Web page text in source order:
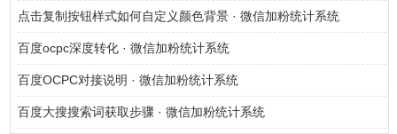
点击复制按钮样式如何自定义颜色背景 · 微信加粉统计系统
百度ocpc深度转化 · 微信加粉统计系统
百度OCPC对接说明 · 微信加粉统计系统
百度大搜搜索词获取步骤 · 微信加粉统计系统